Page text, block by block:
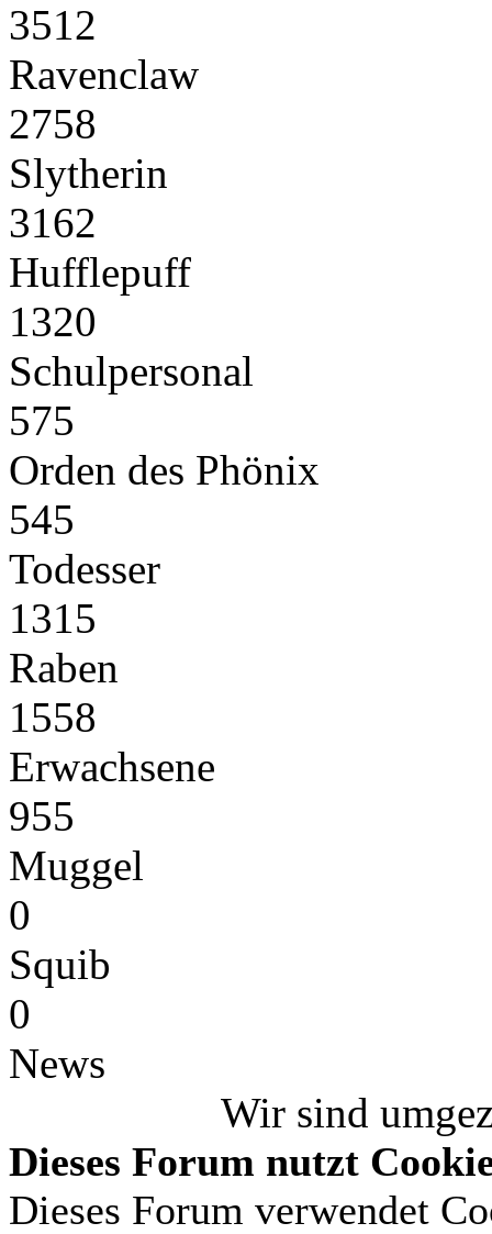
3512
Ravenclaw
2758
Slytherin
3162
Hufflepuff
1320
Schulpersonal
575
Orden des Phönix
545
Todesser
1315
Raben
1558
Erwachsene
955
Muggel
0
Squib
0
News
Wir sind
Dieses Forum nutzt
Dieses Forum verwendet